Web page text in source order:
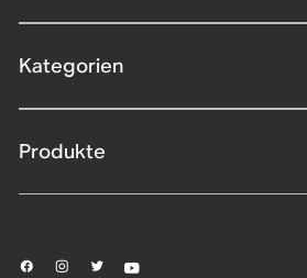
Kategorien
Produkte